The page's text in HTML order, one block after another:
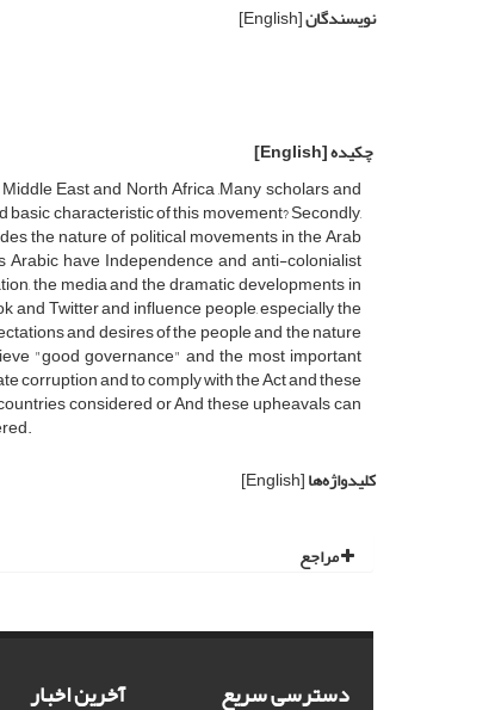
نویسندگان[English]
چکیده[English]
East and North Africa ,Many scholars and
characteristic of this movement? Secondly,
the nature of political movements in the Arab
have Independence and anti-colonialist
the media and the dramatic developments in
and Twitter and influence people, especially the
and desires of the people and the nature
"good governance" and the most important
corruption and to comply with the Act and these
considered or And these upheavals can
کلیدواژه‌ها[English]
مراجع
دسترسی سریع آخرین اخبار